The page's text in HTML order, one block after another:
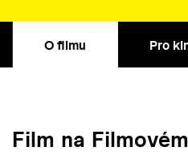
O filmu Pro
Film na